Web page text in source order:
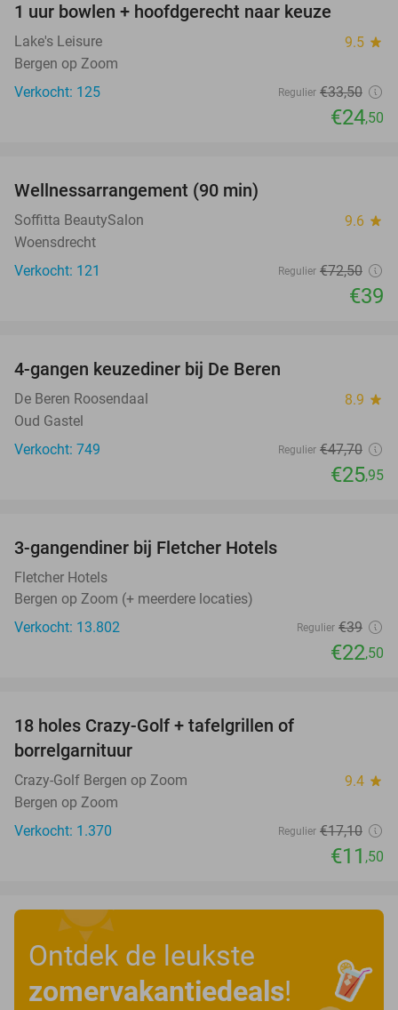
1 uur bowlen + hoofdgerecht naar keuze
Lake's Leisure 9.5 star
Bergen op Zoom
Verkocht: 125
Regulier €33,50
€24,50
Wellnessarrangement (90 min)
Soffitta BeautySalon 9.6 star
Woensdrecht
Verkocht: 121
Regulier €72,50
€39
4-gangen keuzediner bij De Beren
De Beren Roosendaal 8.9 star
Oud Gastel
Verkocht: 749
Regulier €47,70
€25,95
3-gangendiner bij Fletcher Hotels
Fletcher Hotels
Bergen op Zoom (+ meerdere locaties)
Verkocht: 13.802
Regulier €39
€22,50
18 holes Crazy-Golf + tafelgrillen of
borrelgarnituur
Crazy-Golf Bergen op Zoom 9.4 star
Bergen op Zoom
Verkocht: 1.370
Regulier €17,10
€11 ,50
Ontdek de leukste
zomervakantiedeals!